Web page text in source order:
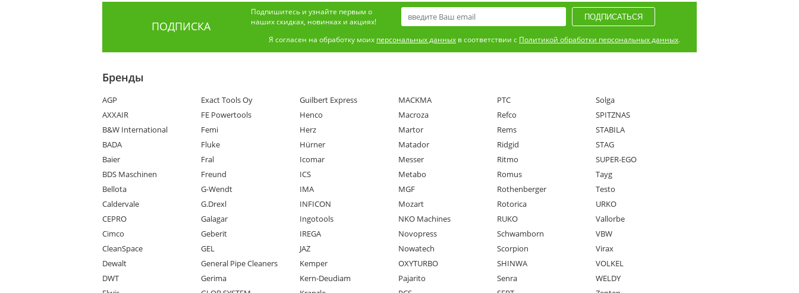
ПОДПИСКА
Подпишитесь и узнайте первым о
наших скидках, новинках и акциях!
Я согласен на обработку моих персональных данных в соответствии с Политикой обработки персональных данных.
Бренды
AGP
AXXAIR
B&W International
BADA
Baier
BDS Maschinen
Bellota
Caldervale
CEPRO
Cimco
CleanSpace
Dewalt
DWT
Exact Tools Oy
FE Powertools
Femi
Fluke
Fral
Freund
G-Wendt
G.Drexl
Galagar
Geberit
GEL
General Pipe Cleaners
Gerima
Guilbert Express
Henco
Herz
Hürner
Icomar
ICS
IMA
INFICON
Ingotools
IREGA
JAZ
Kemper
Kern-Deudiam
MACKMA
Macroza
Martor
Matador
Messer
Metabo
MGF
Mozart
NKO Machines
Novopress
Nowatech
OXYTURBO
Pajarito
PTC
Refco
Rems
Ridgid
Ritmo
Romus
Rothenberger
Rotorica
RUKO
Schwamborn
Scorpion
SHINWA
Senra
Solga
SPITZNAS
STABILA
STAG
SUPER-EGO
Tayg
Testo
URKO
Vallorbe
VBW
Virax
VOLKEL
WELDY